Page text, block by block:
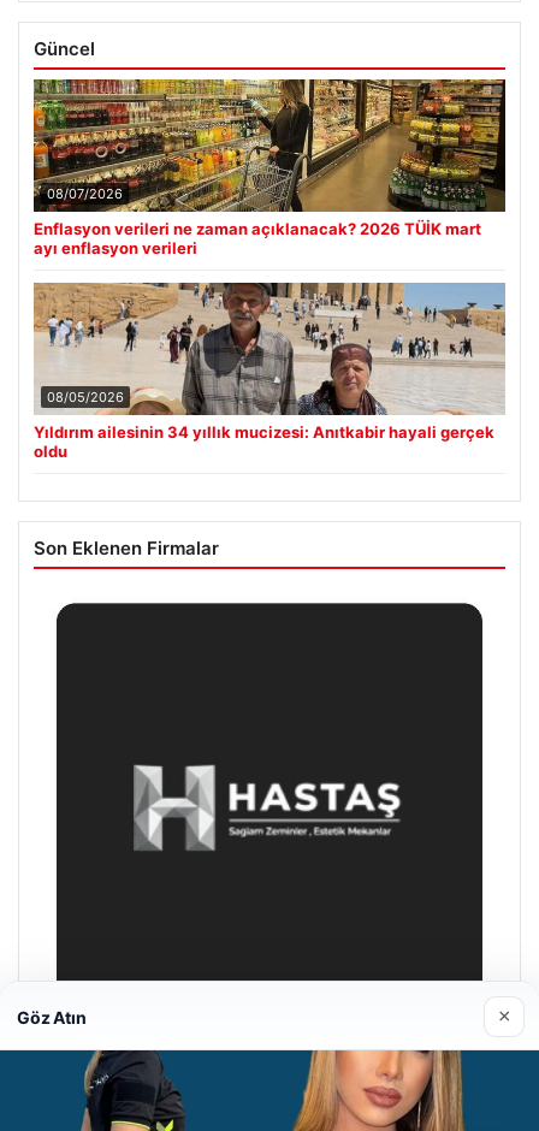
Güncel
08/07/2026
Enflasyon verileri ne zaman açıklanacak? 2026 TÜİK mart
ayı enflasyon verileri
08/05/2026
Yıldırım ailesinin 34 yıllık mucizesi: Anıtkabir hayali gerçek
oldu
Son Eklenen Firmalar
Prenses Night Club
04/29/2026
Göz Atın ×